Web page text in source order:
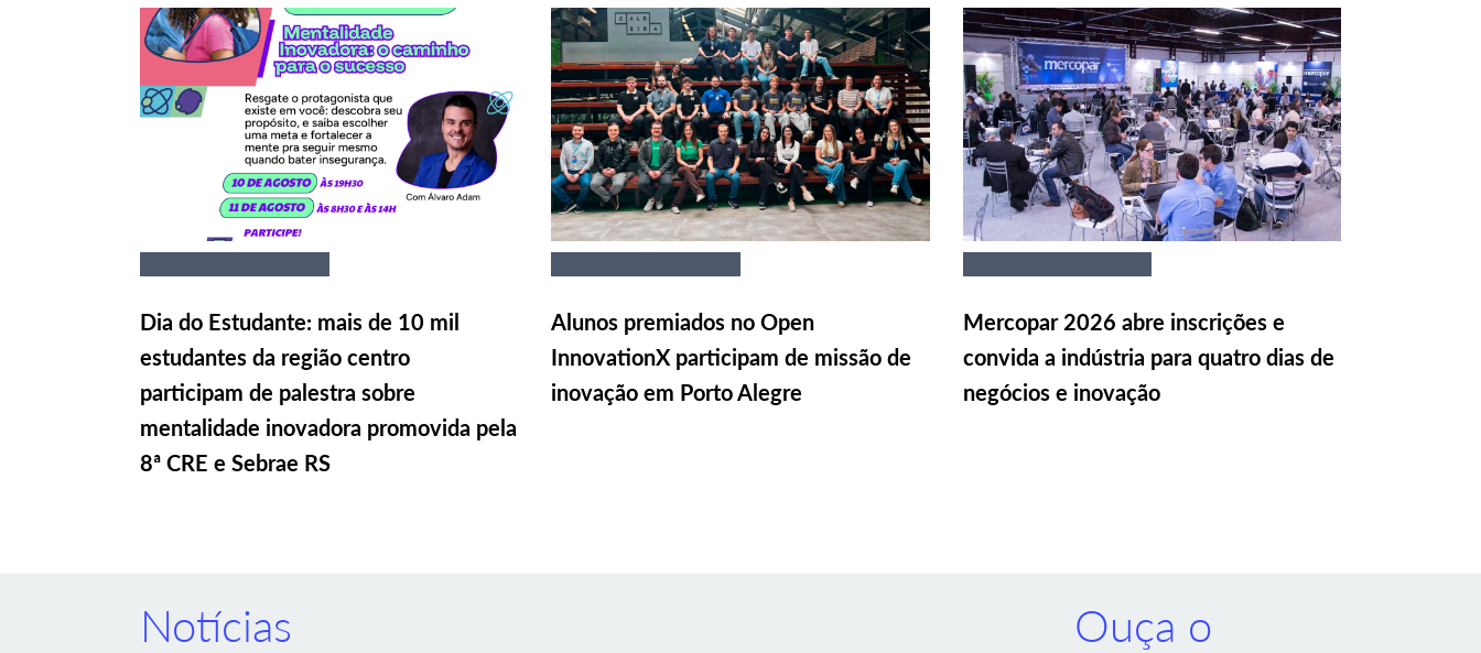
Dia do Estudante: mais de 10 mil
estudantes da região centro
participam de palestra sobre
mentalidade inovadora promovida pela
8ª CRE e Sebrae RS
Alunos premiados no Open
InnovationX participam de missão de
inovação em Porto Alegre
Mercopar 2026 abre inscrições e
convida a indústria para quatro dias de
negócios e inovação
Notícias
Ouça o